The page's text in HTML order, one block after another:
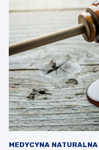
MEDYCYNA NATURALNA